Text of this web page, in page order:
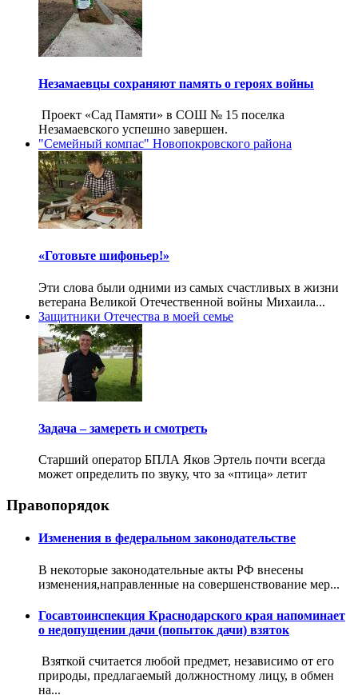
Незамаевцы сохраняют память о героях войны
Проект «Сад Памяти» в СОШ № 15 поселка
Незамаевского успешно завершен.
"Семейный компас" Новопокровского района
«Готовьте шифоньер!»
Эти слова были одними из самых счастливых в жизни
ветерана Великой Отечественной войны Михаила...
Защитники Отечества в моей семье
Задача – замереть и смотреть
Старший оператор БПЛА Яков Эртель почти всегда
может определить по звуку, что за «птица» летит
Правопорядок
Изменения в федеральном законодательстве
В некоторые законодательные акты РФ внесены
изменения,направленные на совершенствование мер...
Госавтоинспекция Краснодарского края напоминает
о недопущении дачи (попыток дачи) взяток
Взяткой считается любой предмет, независимо от его
природы, предлагаемый должностному лицу, в обмен
на...